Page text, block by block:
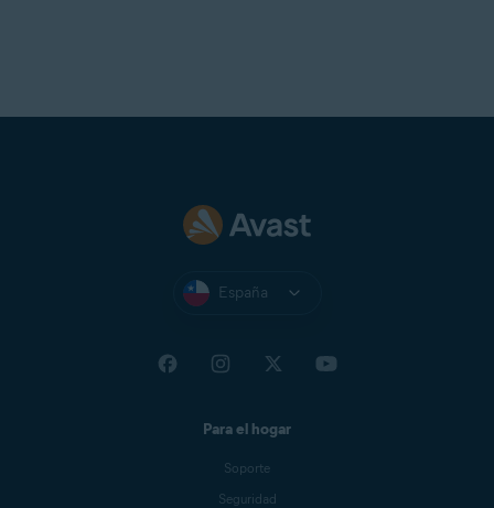
España
Para el hogar
Soporte
Seguridad